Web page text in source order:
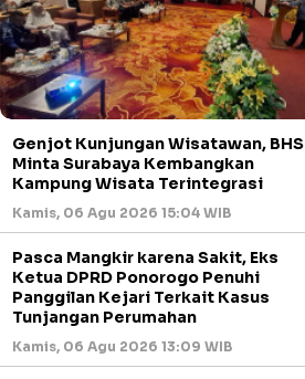
Genjot Kunjungan Wisatawan, BHS
Minta Surabaya Kembangkan
Kampung Wisata Terintegrasi
Kamis, 06 Agu 2026 15:04 WIB
Pasca Mangkir karena Sakit, Eks
Ketua DPRD Ponorogo Penuhi
Panggilan Kejari Terkait Kasus
Tunjangan Perumahan
Kamis, 06 Agu 2026 13:09 WIB